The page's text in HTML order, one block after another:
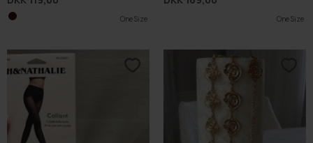
One Size One Size